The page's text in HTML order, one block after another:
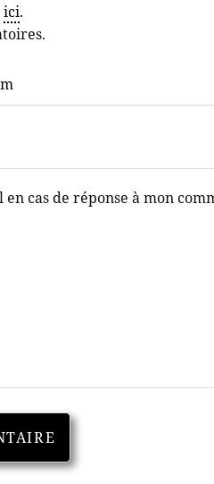
ici.
cas de réponse à mon